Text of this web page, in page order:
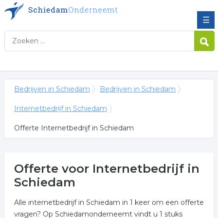
☰
Bedrijven in Schiedam Bedrijven in Schiedam
Internetbedrijf in Schiedam
Offerte Internetbedrijf in Schiedam
Offerte voor Internetbedrijf in
Schiedam
Alle internetbedrijf in Schiedam in 1 keer om een offerte
vragen? Op Schiedamonderneemt vindt u 1 stuks